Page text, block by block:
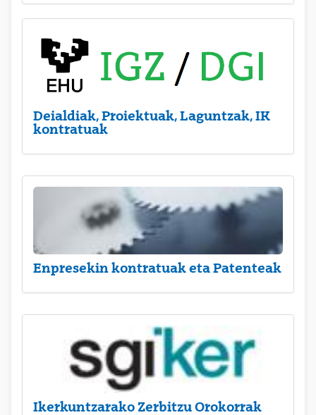
Deialdiak, Proiektuak, Laguntzak, IK
kontratuak
Enpresekin kontratuak eta Patenteak
Ikerkuntzarako Zerbitzu Orokorrak